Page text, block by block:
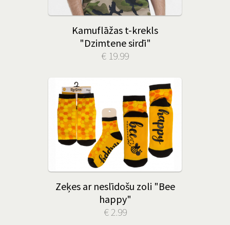
Kamuflāžas t-krekls
"Dzimtene sirdī"
€ 19.99
Zeķes ar neslīdošu zoli "Bee
happy"
€ 2.99